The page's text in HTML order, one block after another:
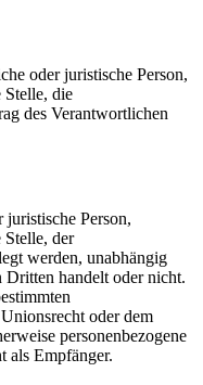
oder juristische Person,
Stelle, die
des Verantwortlichen
Person,
Stelle, der
werden, unabhängig
Dritten handelt oder nicht.
oder dem
personenbezogene
als Empfänger.